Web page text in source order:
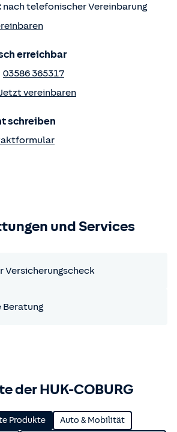
nach telefonischer Vereinbarung
erreichbar
03586 365317
vereinbaren
schreiben
und Services
Versicherungscheck
Beratung
der HUK-COBURG
Produkte Auto & Mobilität